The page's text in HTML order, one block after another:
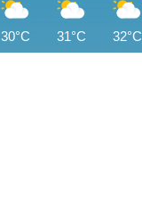
30°C 31°C 32°C